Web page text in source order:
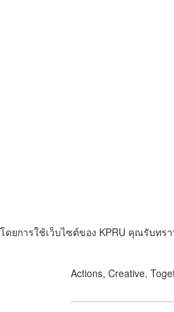
โดยการใช้เว็บไซต์ของ KPRU คุณรับทร
Actions, Creative,